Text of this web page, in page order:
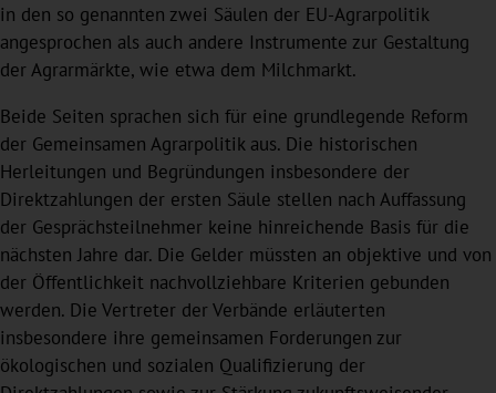
in den so genannten zwei Säulen der EU-Agrarpolitik
angesprochen als auch andere Instrumente zur Gestaltung
der Agrarmärkte, wie etwa dem Milchmarkt.
Beide Seiten sprachen sich für eine grundlegende Reform
der Gemeinsamen Agrarpolitik aus. Die historischen
Herleitungen und Begründungen insbesondere der
Direktzahlungen der ersten Säule stellen nach Auffassung
der Gesprächsteilnehmer keine hinreichende Basis für die
nächsten Jahre dar. Die Gelder müssten an objektive und von
der Öffentlichkeit nachvollziehbare Kriterien gebunden
werden. Die Vertreter der Verbände erläuterten
insbesondere ihre gemeinsamen Forderungen zur
ökologischen und sozialen Qualifizierung der